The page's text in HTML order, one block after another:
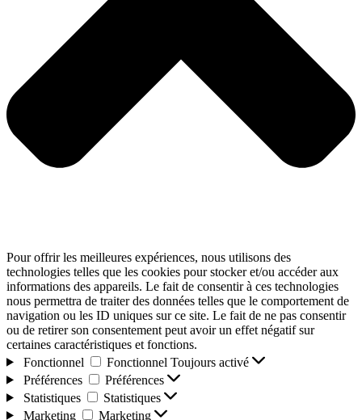
Pour offrir les meilleures expériences, nous utilisons des
technologies telles que les cookies pour stocker et/ou accéder aux
informations des appareils. Le fait de consentir à ces technologies
nous permettra de traiter des données telles que le comportement de
navigation ou les ID uniques sur ce site. Le fait de ne pas consentir
ou de retirer son consentement peut avoir un effet négatif sur
certaines caractéristiques et fonctions.
Fonctionnel
Fonctionnel Toujours activé
Préférences
Préférences
Statistiques
Statistiques
Marketing
Marketing